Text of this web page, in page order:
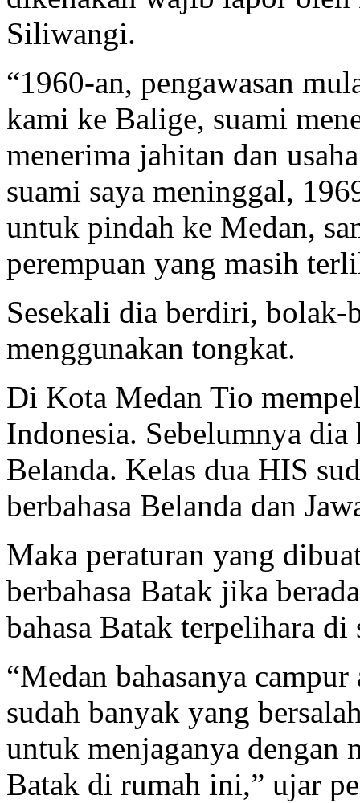
Siliwangi.
“1960-an, pengawasan
kami ke Balige, suami
menerima jahitan dan
suami saya meninggal,
untuk pindah ke Medan,
perempuan yang masih
Sesekali dia berdiri, bolak-
menggunakan tongkat.
Di Kota Medan Tio
Indonesia. Sebelumnya dia
Belanda. Kelas dua HIS
berbahasa Belanda dan
Maka peraturan yang
berbahasa Batak jika
bahasa Batak terpelihara
“Medan bahasanya
sudah banyak yang
untuk menjaganya dengan
Batak di rumah ini,” ujar